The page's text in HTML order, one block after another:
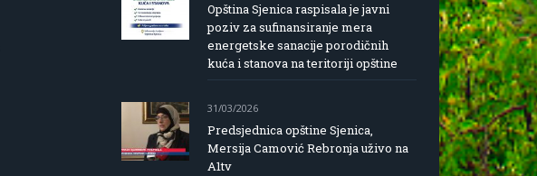
Opština Sjenica raspisala je javni
poziv za sufinansiranje mera
energetske sanacije porodičnih
kuća i stanova na teritoriji opštine
31/03/2026
Predsjednica opštine Sjenica,
Mersija Camović Rebronja uživo na
A1tv